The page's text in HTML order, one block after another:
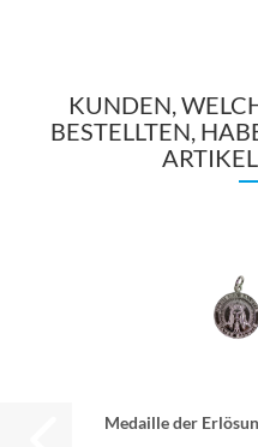
KUNDEN,
BESTELLTEN,
Me­dail­le der